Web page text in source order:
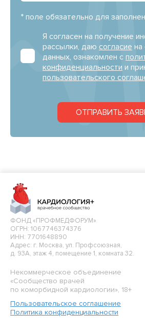
* поле обязательно для
Я согласен на получение
рассылки, даю согласие на
данных, ознакомлен с
конфиденциальности и
пользовательского
ОТПРАВИТЬ
ФОНД «ПРОФМЕДФОРУМ»
ОГРН: 1067746374376
ИНН: 7701648890
Адрес: г. Москва, ул. Профсоюзная,
д. 93А, этаж 4, помещение 1, комната 32.
Некоммерческое объединение
«Сообщество врачей
по коморбидной кардиологии», 18+
Пользовательское соглашение
Политика конфиденциальности